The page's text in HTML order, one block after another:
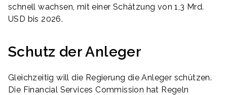
schnell wachsen, mit einer Schätzung von 1,3 Mrd.
USD bis 2026.
Schutz der Anleger
Gleichzeitig will die Regierung die Anleger schützen.
Die Financial Services Commission hat Regeln